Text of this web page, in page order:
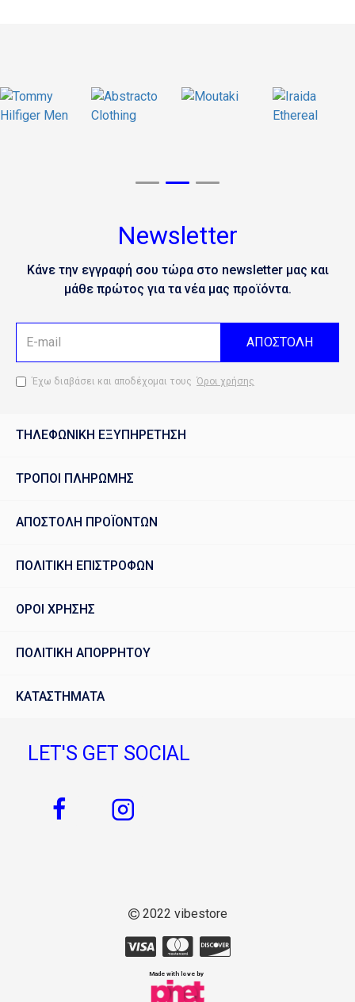
Newsletter
Κάνε την εγγραφή σου τώρα στο newsletter μας και
μάθε πρώτος για τα νέα μας προϊόντα.
ΑΠΟΣΤΟΛΗ
Έχω διαβάσει και αποδέχομαι τους Όροι χρήσης
ΤΗΛΕΦΩΝΙΚΗ ΕΞΥΠΗΡΕΤΗΣΗ
ΤΡΟΠΟΙ ΠΛΗΡΩΜΗΣ
ΑΠΟΣΤΟΛΗ ΠΡΟΪΟΝΤΩΝ
ΠΟΛΙΤΙΚΗ ΕΠΙΣΤΡΟΦΩΝ
ΟΡΟΙ ΧΡΗΣΗΣ
ΠΟΛΙΤΙΚΗ ΑΠΟΡΡΗΤΟΥ
ΚΑΤΑΣΤΗΜΑΤΑ
LET'S GET SOCIAL
2022 vibestore
Made with love by